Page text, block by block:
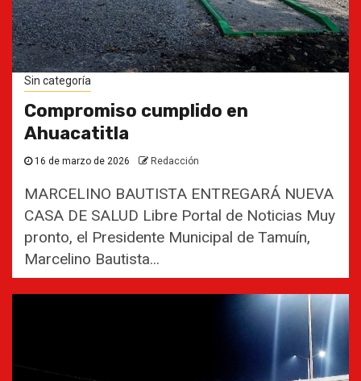
Sin categoría
Compromiso cumplido en
Ahuacatitla
16 de marzo de 2026 Redacción
MARCELINO BAUTISTA ENTREGARÁ NUEVA
CASA DE SALUD Libre Portal de Noticias Muy
pronto, el Presidente Municipal de Tamuín,
Marcelino Bautista...